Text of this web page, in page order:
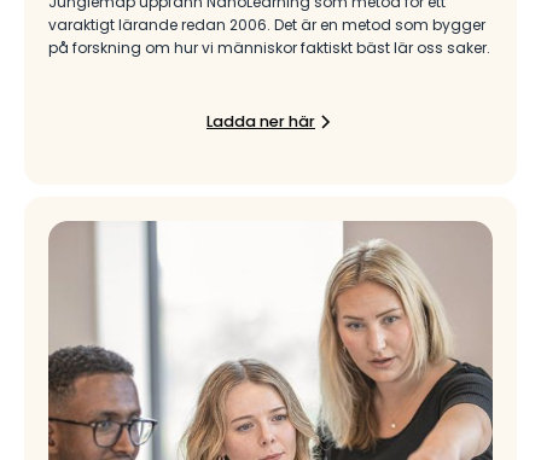
varaktigt lärande redan 2006. Det är en metod som bygger
på forskning om hur vi människor faktiskt bäst lär oss saker.
Ladda ner här